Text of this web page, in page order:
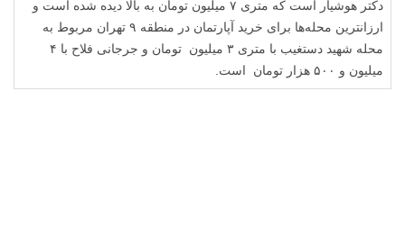
دکتر هوشیار است که متری ۷ میلیون تومان به بالا دیده شده است و
ارزانترین محله‌ها برای خرید آپارتمان در منطقه ۹ تهران مربوط به
محله شهید دستغیب با متری ۳ میلیون تومان و جرجانی فلاح با ۴
میلیون و ۵۰۰ هزار تومان است.